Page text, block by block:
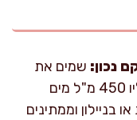
נכון: שמים את
הבורגול בקערה גדולה ומוזגים עליו 450 מ"ל מים
בניילון וממתינים